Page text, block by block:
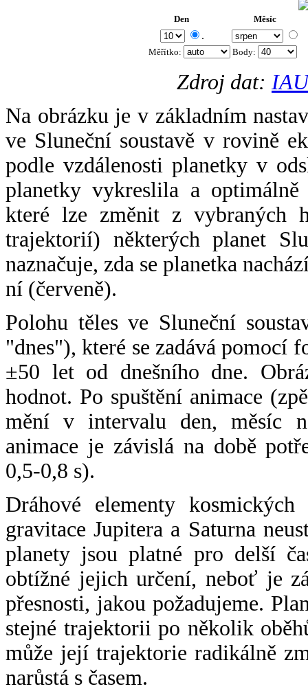
Den Měsíc
.
Měřítko: Body:
Zdroj dat:
Na obrázku je v základním
ve Sluneční soustavě v rovině
podle vzdálenosti planetky v
planetky vykreslila a
které lze změnit z vybraných
trajektorií) některých planet
naznačuje, zda se planetka
ní (červeně).
Polohu těles ve Sluneční
"dnes"), které se zadává pomocí
±50 let od dnešního dne.
hodnot. Po spuštění animace
mění v intervalu den, měsíc
animace je závislá na době
0,5-0,8 s).
Dráhové elementy
gravitace Jupitera a Saturna
planety jsou platné pro delší
obtížné jejich určení, neboť je
přesnosti, jakou požadujeme.
stejné trajektorii po několik
může její trajektorie radikálně
narůstá s časem.